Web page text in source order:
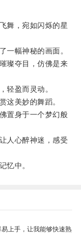
，宛如闪烁的星
幅神秘的画面。
璨夺目，仿佛是来
盈而灵动。
美妙的舞蹈。
置身于一个梦幻般
人心醉神迷，感受
中。
上手，让我能够快速熟